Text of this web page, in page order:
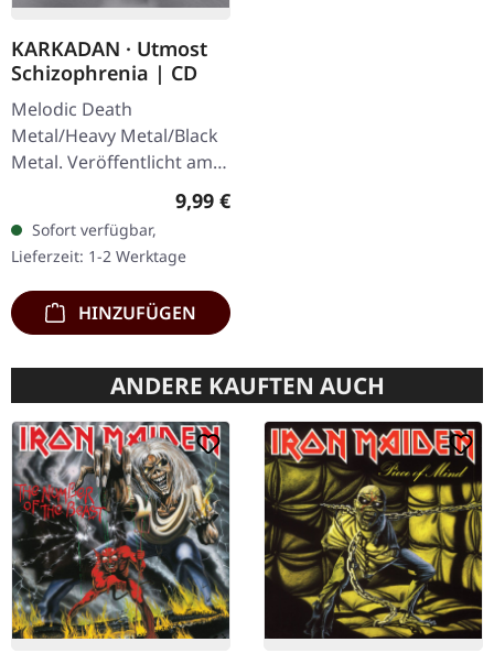
KARKADAN · Utmost
Schizophrenia | CD
Melodic Death
Metal/Heavy Metal/Black
Metal. Veröffentlicht am
08.03.2004, auf Supreme
Chaos Records. CD im
Jewelcase mit 16-seitigem
Booklet.…
Regulärer Preis:
9,99 €
Sofort verfügbar,
Lieferzeit: 1-2 Werktage
HINZUFÜGEN
ANDERE KAUFTEN AUCH